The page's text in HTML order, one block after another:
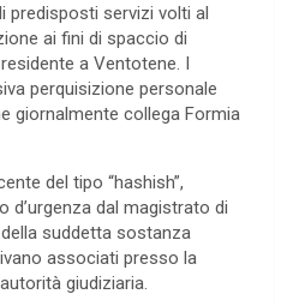
predisposti servizi volti al
ai fini di spaccio di
a Ventotene. I
perquisizione personale
giornalmente collega Formia
del tipo “hashish”,
d’urgenza dal magistrato di
suddetta sostanza
associati presso la
giudiziaria.